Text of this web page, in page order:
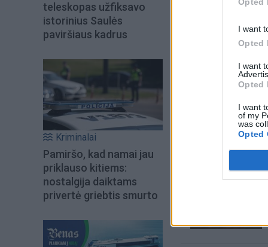
I want
Opted
I want
Opted
I want
of my
was
Opted
teleskopas užfiksavo
istorinius Saulės
paviršiaus kadrus
Kriminalai
Pamiršo, kad namai jau
priklauso kitiems:
nostalgija daiktams
privertė griebtis smurto
Šiuo metu